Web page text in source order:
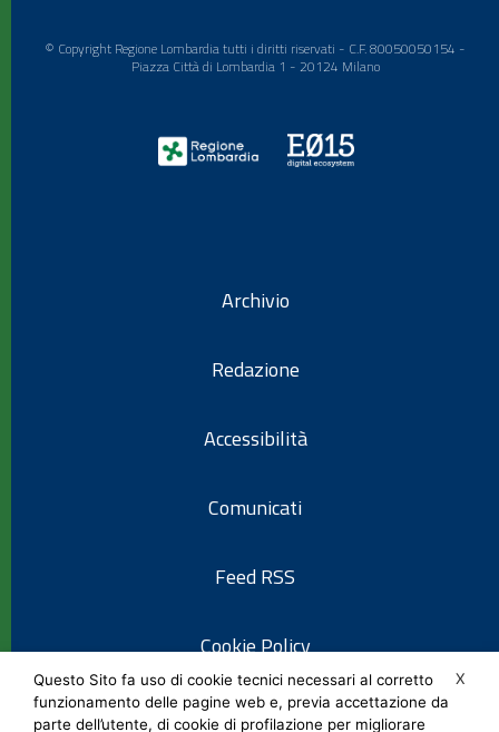
© Copyright Regione Lombardia tutti i diritti riservati - C.F. 80050050154 -
Piazza Città di Lombardia 1 - 20124 Milano
Archivio
Redazione
Accessibilità
Comunicati
Feed RSS
Cookie Policy
Informativa privacy
X
Questo Sito fa uso di cookie tecnici necessari al corretto
funzionamento delle pagine web e, previa accettazione da
parte dell’utente, di cookie di profilazione per migliorare